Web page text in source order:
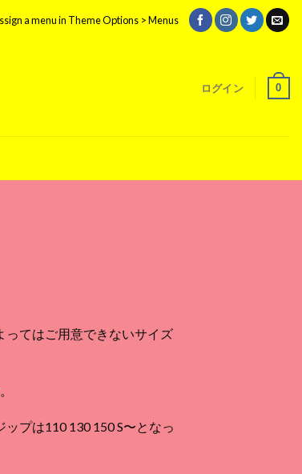
a menu in Theme Options > Menus
ログイン 0
てはご用意できないサイズ
プは110 130 150 S〜となっ